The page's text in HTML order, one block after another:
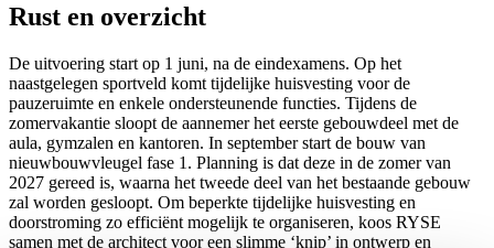
Rust en overzicht
De uitvoering start op 1 juni, na de eindexamens. Op het
naastgelegen sportveld komt tijdelijke huisvesting voor de
pauzeruimte en enkele ondersteunende functies. Tijdens de
zomervakantie sloopt de aannemer het eerste gebouwdeel met de
aula, gymzalen en kantoren. In september start de bouw van
nieuwbouwvleugel fase 1. Planning is dat deze in de zomer van
2027 gereed is, waarna het tweede deel van het bestaande gebouw
zal worden gesloopt. Om beperkte tijdelijke huisvesting en
doorstroming zo efficiënt mogelijk te organiseren, koos RYSE
samen met de architect voor een slimme ‘knip’ in ontwerp en